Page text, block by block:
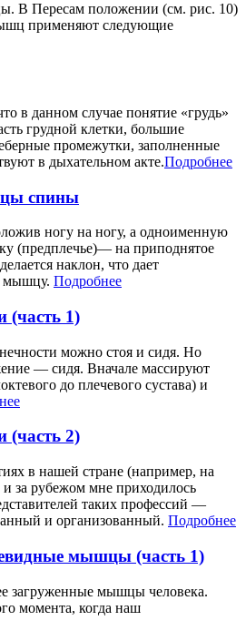
В Пересам положении (см. рис. 10)
применяют следующие
в данном случае понятие «грудь»
грудной клетки, большие
промежутки, заполненные
в дыхательном акте.Подробнее
спины
ногу на ногу, а одноименную
(предплечье)— на приподнятое
наклон, что дает
мышцу. Подробнее
(часть 1)
можно стоя и сидя. Но
— сидя. Вначале массируют
до плечевого сустава) и
(часть 2)
в нашей стране (например, на
за рубежом мне приходилось
таких профессий —
и организованный. Подробнее
мышцы (часть 1)
мышцы человека.
момента, когда наш